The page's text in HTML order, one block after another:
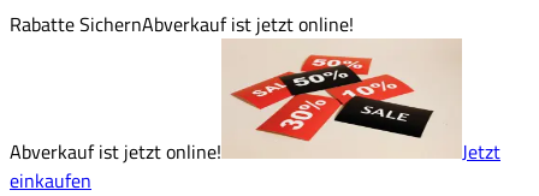
Rabatte SichernAbverkauf ist jetzt online!
Abverkauf ist jetzt online!
Jetzt
einkaufen